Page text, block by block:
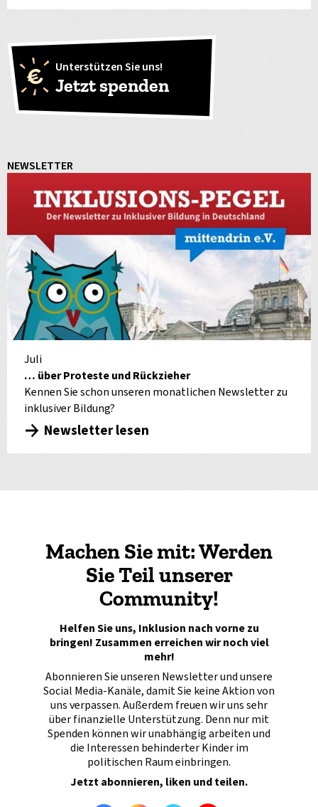
Unterstützen Sie uns!
Jetzt spenden
NEWSLETTER
Juli
… über Proteste und Rückzieher
Kennen Sie schon unseren monatlichen Newsletter zu
inklusiver Bildung?
Newsletter lesen
Machen Sie mit: Werden
Sie Teil unserer
Community!
Helfen Sie uns, Inklusion nach vorne zu
bringen! Zusammen erreichen wir noch viel
mehr!
Abonnieren Sie unseren Newsletter und unsere
Social Media-Kanäle, damit Sie keine Aktion von
uns verpassen. Außerdem freuen wir uns sehr
über finanzielle Unterstützung. Denn nur mit
Spenden können wir unabhängig arbeiten und
die Interessen behinderter Kinder im
politischen Raum einbringen.
Jetzt abonnieren, liken und teilen.